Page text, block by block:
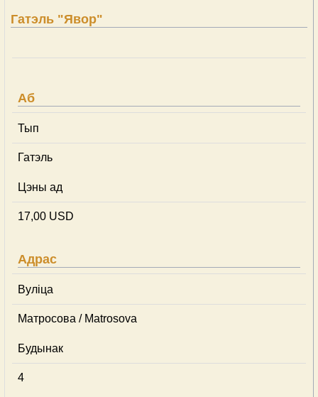
Гатэль "Явор"
Аб
Тып
Гатэль
Цэны ад
17,00 USD
Адрас
Вуліца
Матросова / Matrosova
Будынак
4